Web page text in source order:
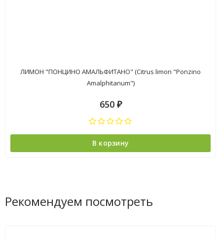
ЛИМОН "ПОНЦИНО АМАЛЬФИТАНО" (Citrus limon "Ponzino
Amalphitanum")
650 ₽
В корзину
Рекомендуем посмотреть